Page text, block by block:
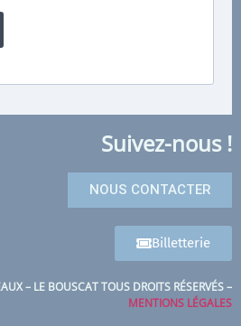
Suivez-nous !
NOUS CONTACTER
Billetterie
– LE BOUSCAT TOUS DROITS RÉSERVÉS –
MENTIONS LÉGALES